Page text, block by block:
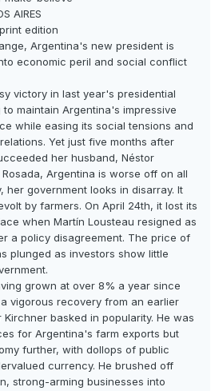
AIRES
edition
Argentina's new president is
economic peril and social conflict
victory in last year's presidential
maintain Argentina's impressive
while easing its social tensions and
Yet just five months after
her husband, Néstor
Argentina is worse off on all
her government looks in disarray. It
by farmers. On April 24th, it lost its
when Martín Lousteau resigned as
a policy disagreement. The price of
plunged as investors show little
grown at over 8% a year since
vigorous recovery from an earlier
basked in popularity. He was
for Argentina's farm exports but
further, with dollops of public
currency. He brushed off
strong-arming businesses into